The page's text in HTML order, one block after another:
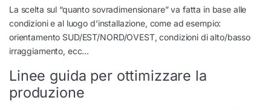
La scelta sul “quanto sovradimensionare” va fatta in base alle
condizioni e al luogo d’installazione, come ad esempio:
orientamento SUD/EST/NORD/OVEST, condizioni di alto/basso
irraggiamento, ecc…
Linee guida per ottimizzare la
produzione